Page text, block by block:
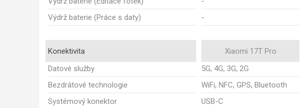
Výdrž baterie (Práce s daty)
-
Konektivita Xiaomi 17T Pro
Datové služby
5G, 4G, 3G, 2G
Bezdrátové technologie
WiFi, NFC, GPS, Bluetooth
Systémový konektor
USB-C